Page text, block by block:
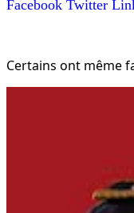
Facebook Twitter
Certains ont même